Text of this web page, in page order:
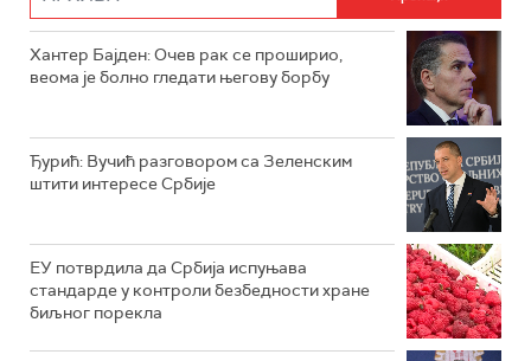
Хантер Бајден: Очев рак се проширио,
веома је болно гледати његову борбу
Ђурић: Вучић разговором са Зеленским
штити интересе Србије
ЕУ потврдила да Србија испуњава
стандарде у контроли безбедности хране
биљног порекла